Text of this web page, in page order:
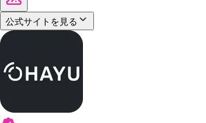
公式サイトを見る